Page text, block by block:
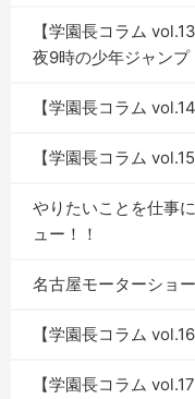
【学園長コラム
夜9時の少年ジャンプ
【学園長コラム
【学園長コラム
やりたいことを仕事
ュー！！
名古屋モーターショ
【学園長コラム
【学園長コラム